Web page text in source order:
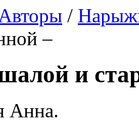
/
–
и
Анна.